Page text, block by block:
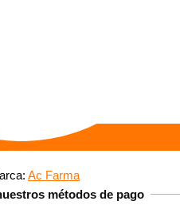
Ac Farma
métodos de pago